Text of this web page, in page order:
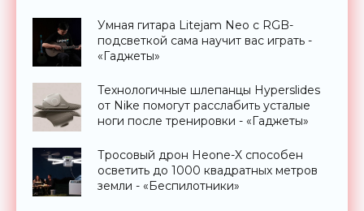
Умная гитара Litejam Neo с RGB-
подсветкой сама научит вас играть -
«Гаджеты»
Технологичные шлепанцы Hyperslides
от Nike помогут расслабить усталые
ноги после тренировки - «Гаджеты»
Тросовый дрон Heone-X способен
осветить до 1000 квадратных метров
земли - «Беспилотники»